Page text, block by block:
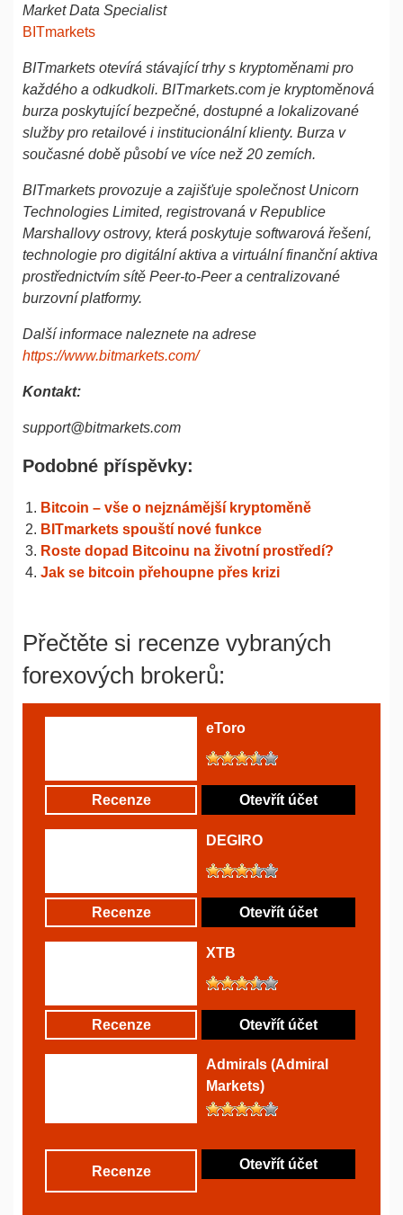
Market Data Specialist
BITmarkets
BITmarkets otevírá stávající trhy s kryptoměnami pro
každého a odkudkoli. BITmarkets.com je kryptoměnová
burza poskytující bezpečné, dostupné a lokalizované
služby pro retailové i institucionální klienty. Burza v
současné době působí ve více než 20 zemích.
BITmarkets provozuje a zajišťuje společnost Unicorn
Technologies Limited, registrovaná v Republice
Marshallovy ostrovy, která poskytuje softwarová řešení,
technologie pro digitální aktiva a virtuální finanční aktiva
prostřednictvím sítě Peer-to-Peer a centralizované
burzovní platformy.
Další informace naleznete na adrese
https://www.bitmarkets.com/
Kontakt:
support@bitmarkets.com
Podobné příspěvky:
Bitcoin – vše o nejznámější kryptoměně
BITmarkets spouští nové funkce
Roste dopad Bitcoinu na životní prostředí?
Jak se bitcoin přehoupne přes krizi
Přečtěte si recenze vybraných
forexových brokerů:
eToro
Recenze Otevřít účet
DEGIRO
Recenze Otevřít účet
XTB
Recenze Otevřít účet
Admirals (Admiral
Markets)
Recenze Otevřít účet